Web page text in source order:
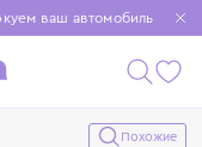
ваш автомобиль
от 15 000 ₽
были еще удобнее
Похожие